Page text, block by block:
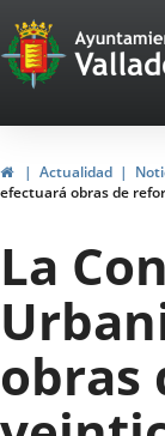
Portal
Web
del
de
HomeActualidad
efectuará obras de
La
obras